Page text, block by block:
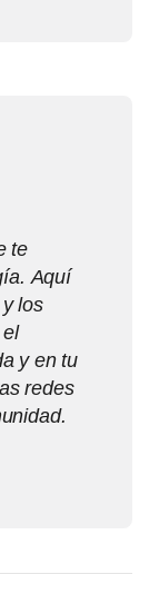
te
Aquí
los
y en tu
redes